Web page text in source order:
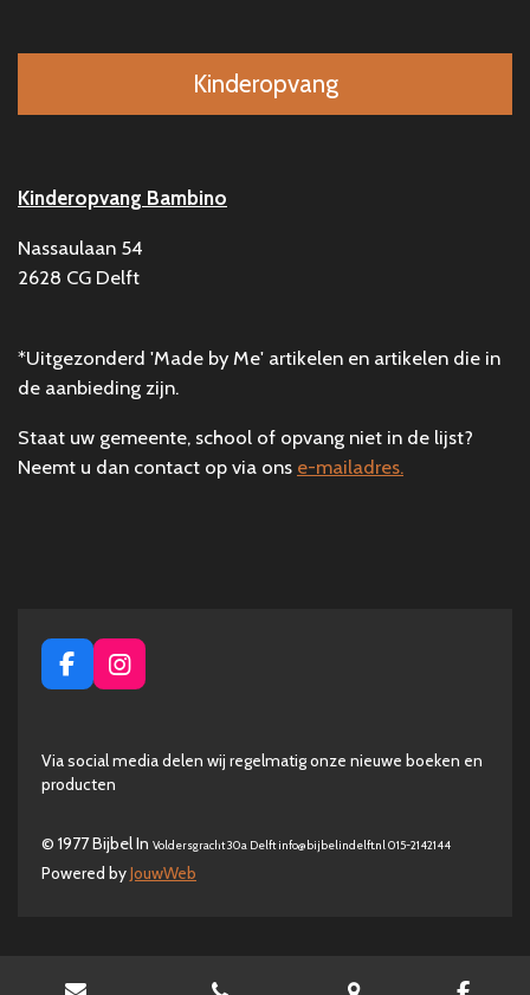
Kinderopvang
Kinderopvang Bambino
Nassaulaan 54
2628 CG Delft
*Uitgezonderd 'Made by Me' artikelen en artikelen die in
de aanbieding zijn.
Staat uw gemeente, school of opvang niet in de lijst?
Neemt u dan contact op via ons e-mailadres.
F
b
o
k
I
a
a
m
Via social media delen wij regelmatig onze nieuwe boeken en
producten
© 1977 Bijbel In Voldersgracht 30a Delft info@bijbelindelft.nl 015-2142144
Powered byJouwWeb